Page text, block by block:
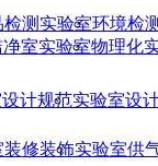
检测实验室环境检
净室实验室物理化
计规范实验室设
装修装饰实验室供